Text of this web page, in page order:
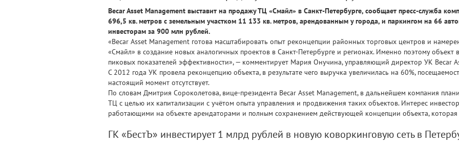
Becar Asset Management выставит на продажу ТЦ «Смайл» в Санкт-Петербурге, сообщает пресс-служба
696,5 кв. метров с земельным участком 11 133 кв. метров, арендованным у города, и паркингом на 66
инвесторам за 900 млн рублей.
«Becar Asset Management готова масштабировать опыт реконцепции районных торговых центров и
«Смайл» в создание новых аналогичных проектов в Санкт-Петербурге и регионах. Именно поэтому объект
пиковых показателей эффективности», — комментирует Мария Онучина, управляющий директор УК Becar
С 2012 года УК провела реконцепцию объекта, в результате чего выручка увеличилась на 60%,
настоящий момент отсутствует.
По словам Дмитрия Сороколетова, вице-президента Becar Asset Management, в дальнейшем компания
ТЦ с целью их капитализации с учётом опыта управления и продвижения таких объектов. Интерес
работающими на объекте арендаторами и полным сохранением действующей концепции объекта, которая
ГК «БестЪ» инвестирует 1 млрд рублей в новую коворкинговую сеть в